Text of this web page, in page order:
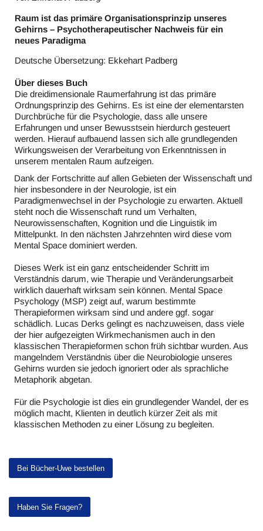
Raum ist das primäre Organisationsprinzip unseres
Gehirns – Psychotherapeutischer Nachweis für ein
neues Paradigma
Deutsche Übersetzung: Ekkehart Padberg
Über dieses Buch
Die dreidimensionale Raumerfahrung ist das primäre
Ordnungsprinzip des Gehirns. Es ist eine der elementarsten
Durchbrüche für die Psychologie, dass alle unsere
Erfahrungen und unser Bewusstsein hierdurch gesteuert
werden. Hierauf aufbauend lassen sich alle grundlegenden
Wirkungsweisen der Verarbeitung von Erkenntnissen in
unserem mentalen Raum aufzeigen.
Dank der Fortschritte auf allen Gebieten der Wissenschaft und
hier insbesondere in der Neurologie, ist ein
Paradigmenwechsel in der Psychologie zu erwarten. Aktuell
steht noch die Wissenschaft rund um Verhalten,
Neurowissenschaften, Kognition und die Linguistik im
Mittelpunkt. In den nächsten Jahrzehnten wird diese vom
Mental Space dominiert werden.
Dieses Werk ist ein ganz entscheidender Schritt im
Verständnis darum, wie Therapie und Veränderungsarbeit
wirklich dauerhaft wirksam sein können. Mental Space
Psychology (MSP) zeigt auf, warum bestimmte
Therapieformen wirksam sind und andere ggf. sogar
schädlich. Lucas Derks gelingt es nachzuweisen, dass viele
der hier aufgezeigten Wirkmechanismen auch in den
klassischen Therapieformen schon früh sichtbar wurden. Aus
mangelndem Verständnis über die Neurobiologie unseres
Gehirns wurden sie jedoch ignoriert oder als sprachliche
Metaphorik abgetan.
Für die Psychologie ist dies ein grundlegender Wandel, der es
möglich macht, Klienten in deutlich kürzer Zeit als mit
klassischen Methoden zu einer Lösung zu begleiten.
Bei Bücher-Uwe bestellen
Haben Sie Fragen?